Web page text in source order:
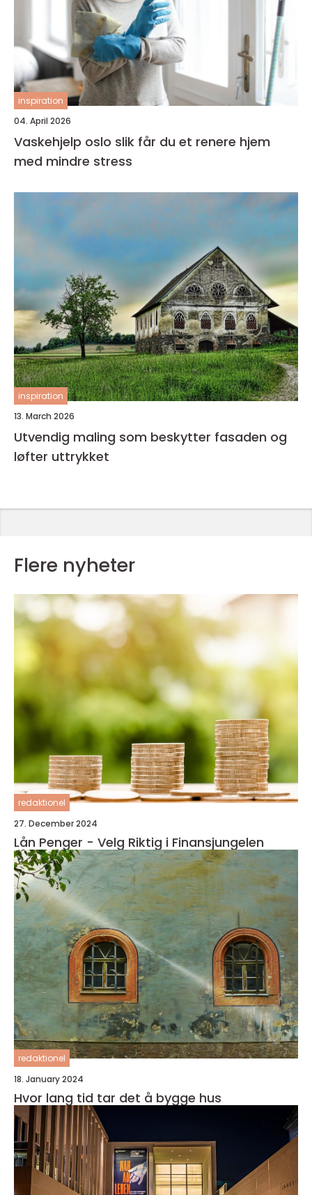
inspiration
04. April 2026
Vaskehjelp oslo slik får du et renere hjem
med mindre stress
inspiration
13. March 2026
Utvendig maling som beskytter fasaden og
løfter uttrykket
Flere nyheter
redaktionel
27. December 2024
Lån Penger - Velg Riktig i Finansjungelen
redaktionel
18. January 2024
Hvor lang tid tar det å bygge hus